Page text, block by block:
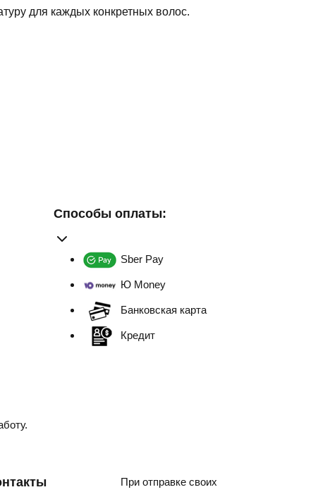
для каждых конкретных волос.
Способы оплаты:
Sber Pay
Ю Money
Банковская карта
Кредит
При отправке своих